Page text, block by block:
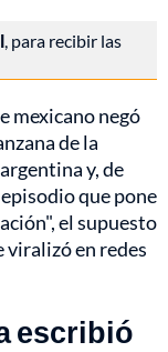
, para recibir las
mexicano negó
de la
y, de
que pone
el supuesto
viralizó en redes
escribió